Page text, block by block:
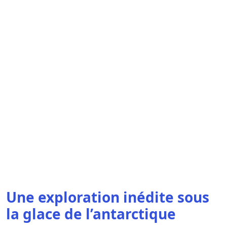
Une exploration inédite sous
la glace de l’antarctique